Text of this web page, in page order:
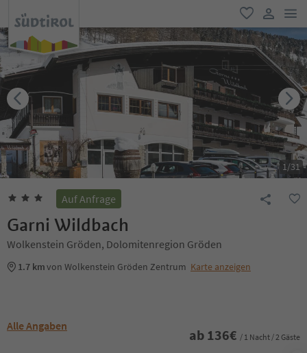
favorit
user link
1/31
Auf Anfrage
Garni Wildbach
Wolkenstein Gröden, Dolomitenregion Gröden
1.7 kmvon Wolkenstein Gröden Zentrum Karte anzeigen
Alle Angaben
ab 136€ / 1 Nacht / 2 Gäste